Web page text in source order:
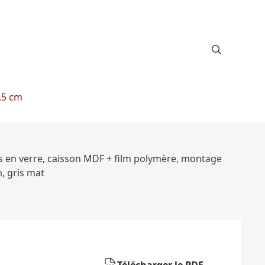
cm
verre, caisson MDF + film polymère, montage
gris mat